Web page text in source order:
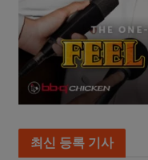
최신 등록 기사